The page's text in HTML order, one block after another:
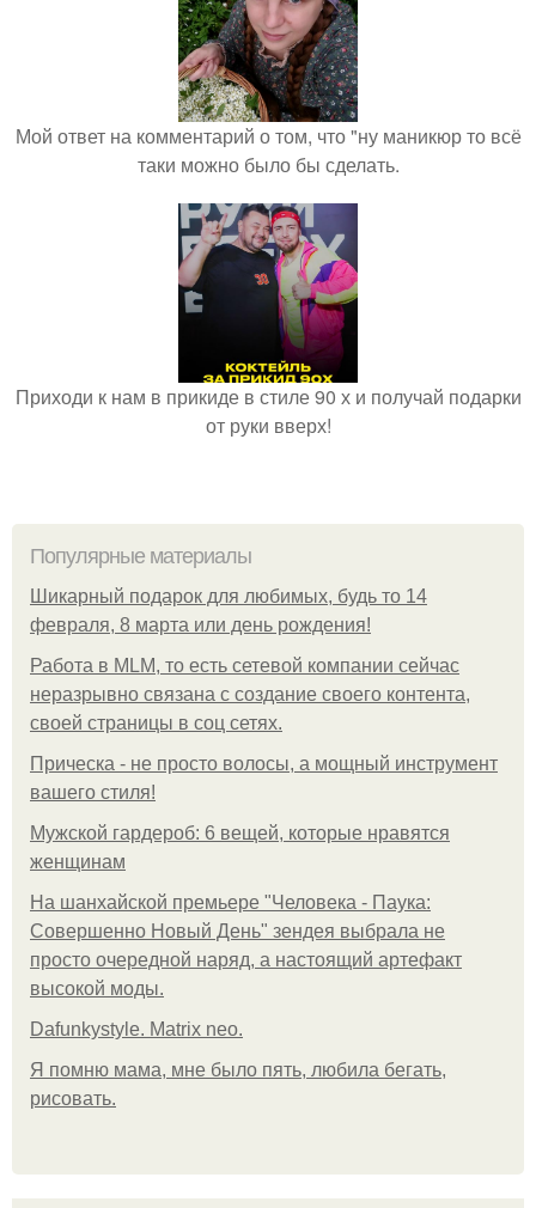
Мой ответ на комментарий о том, что "ну маникюр то всё
таки можно было бы сделать.
Приходи к нам в прикиде в стиле 90 х и получай подарки
от руки вверх!
Популярные материалы
Шикарный подарок для любимых, будь то 14
февраля, 8 марта или день рождения!
Работа в MLM, то есть сетевой компании сейчас
неразрывно связана с создание своего контента,
своей страницы в соц сетях.
Прическа - не просто волосы, а мощный инструмент
вашего стиля!
Мужской гардероб: 6 вещей, которые нравятся
женщинам
На шанхайской премьере "Человека - Паука:
Совершенно Новый День" зендея выбрала не
просто очередной наряд, а настоящий артефакт
высокой моды.
Dafunkystyle. Matrix neo.
Я помню мама, мне было пять, любила бегать,
рисовать.